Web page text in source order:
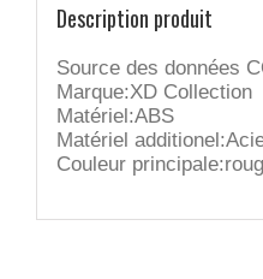
Description produit
Source des données
Marque:XD Collection
Matériel:ABS
Matériel
Couleur